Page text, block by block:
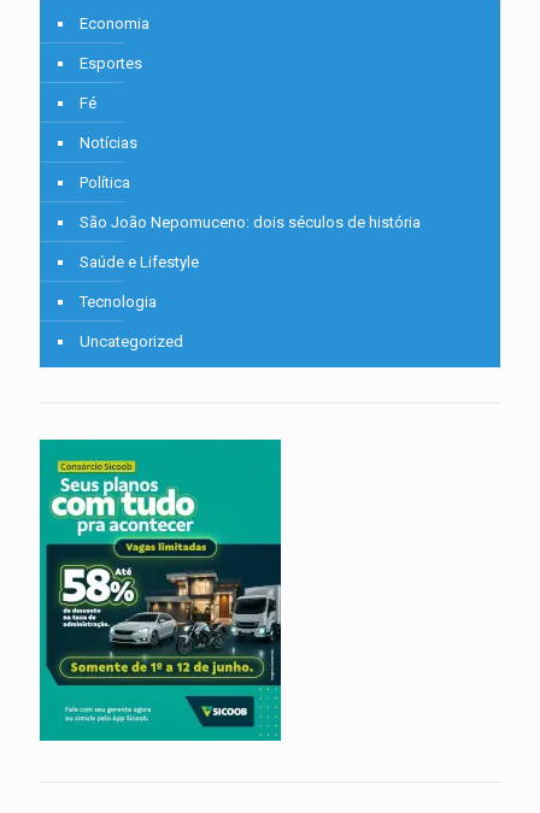
Economia
Esportes
Fé
Notícias
Política
São João Nepomuceno: dois séculos de história
Saúde e Lifestyle
Tecnologia
Uncategorized